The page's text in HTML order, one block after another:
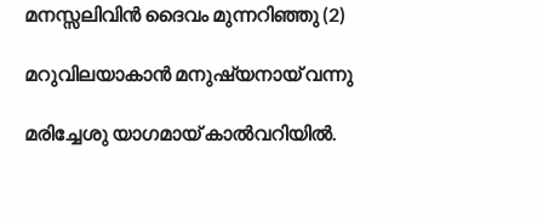
മനസ്സലിവിൻ ദൈവം മുന്നറിഞ്ഞു (2)
മറുവിലയാകാൻ മനുഷ്യനായ് വന്നു
മരിച്ചേശു യാഗമായ് കാൽവറിയിൽ.